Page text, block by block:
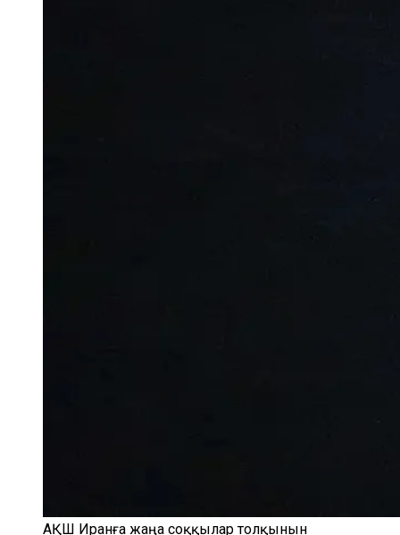
АҚШ Иранға жаңа соққылар толқынын